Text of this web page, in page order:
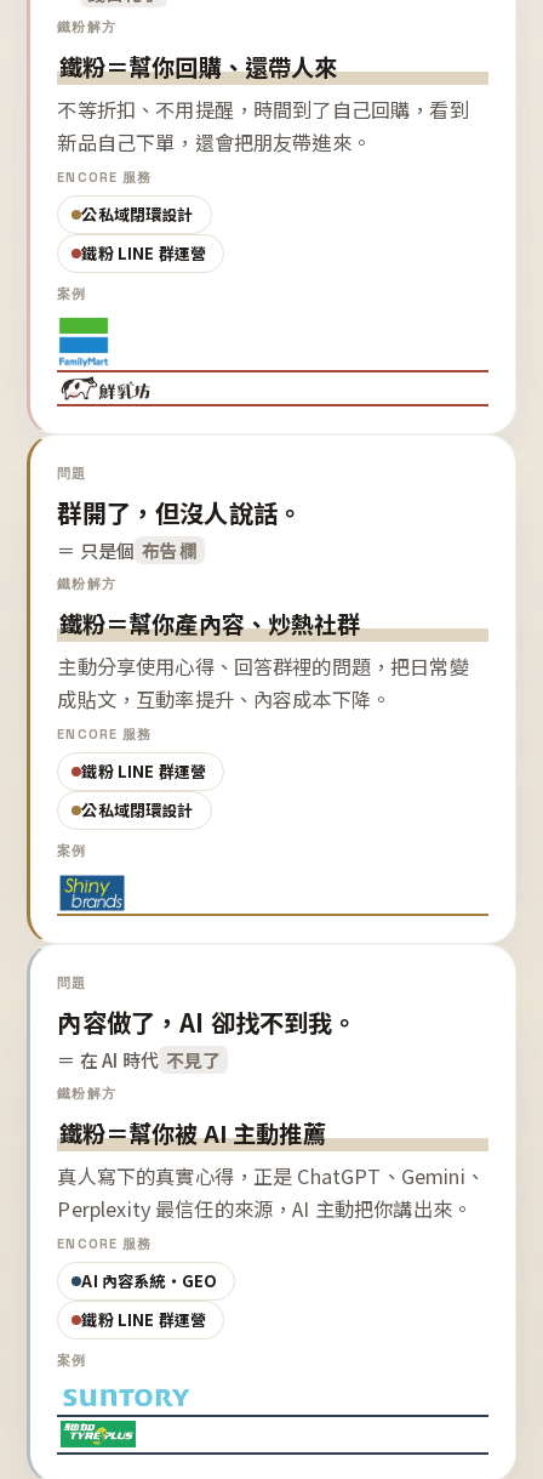
鐵粉解方
鐵粉＝幫你回購、還帶人來
不等折扣、不用提醒，時間到了自己回購，看到
新品自己下單，還會把朋友帶進來。
ENCORE 服務
公私域閉環設計
鐵粉 LINE 群運營
案例
問題
群開了，但沒人說話。
＝ 只是個 布告欄
鐵粉解方
鐵粉＝幫你產內容、炒熱社群
主動分享使用心得、回答群裡的問題，把日常變
成貼文，互動率提升、內容成本下降。
ENCORE 服務
鐵粉 LINE 群運營
公私域閉環設計
案例
問題
內容做了，AI 卻找不到我。
＝ 在 AI 時代 不見了
鐵粉解方
鐵粉＝幫你被 AI 主動推薦
真人寫下的真實心得，正是 ChatGPT、Gemini、
Perplexity 最信任的來源，AI 主動把你講出來。
ENCORE 服務
AI 內容系統・GEO
鐵粉 LINE 群運營
案例